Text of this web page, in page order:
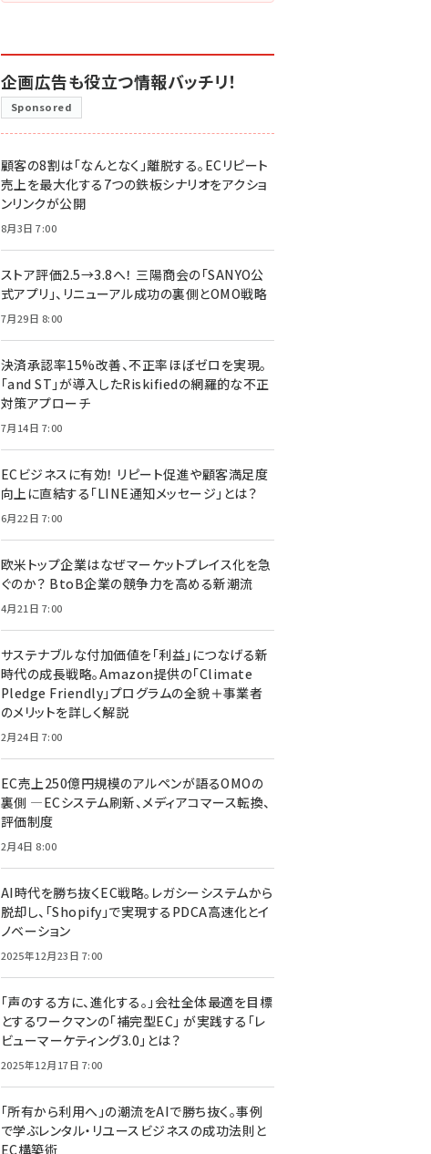
企画広告も役立つ情報バッチリ！
Sponsored
顧客の8割は「なんとなく」離脱する。ECリピート
売上を最大化する7つの鉄板シナリオをアクショ
ンリンクが公開
8月3日 7:00
ストア評価2.5→3.8へ！ 三陽商会の「SANYO公
式アプリ」、リニューアル成功の裏側とOMO戦略
7月29日 8:00
決済承認率15%改善、不正率ほぼゼロを実現。
「and ST」が導入したRiskifiedの網羅的な不正
対策アプローチ
7月14日 7:00
ECビジネスに有効！ リピート促進や顧客満足度
向上に直結する「LINE通知メッセージ」とは？
6月22日 7:00
欧米トップ企業はなぜマーケットプレイス化を急
ぐのか？ BtoB企業の競争力を高める新潮流
4月21日 7:00
サステナブルな付加価値を「利益」につなげる新
時代の成長戦略。Amazon提供の「Climate
Pledge Friendly」プログラムの全貌＋事業者
のメリットを詳しく解説
2月24日 7:00
EC売上250億円規模のアルペンが語るOMOの
裏側 ―ECシステム刷新、メディアコマース転換、
評価制度
2月4日 8:00
AI時代を勝ち抜くEC戦略。レガシーシステムから
脱却し、「Shopify」で実現するPDCA高速化とイ
ノベーション
2025年12月23日 7:00
「声のする方に、進化する。」会社全体最適を目標
とするワークマンの「補完型EC」 が実践する「レ
ビューマーケティング3.0」とは？
2025年12月17日 7:00
「所有から利用へ」の潮流をAIで勝ち抜く。事例
で学ぶレンタル・リユースビジネスの成功法則と
EC構築術